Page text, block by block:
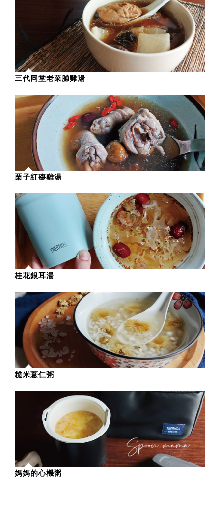
三代同堂老菜脯雞湯
栗子紅棗雞湯
桂花銀耳湯
糙米薏仁粥
媽媽的心機粥